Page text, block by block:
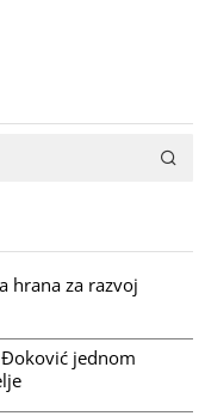
hrana za razvoj
Đoković jednom